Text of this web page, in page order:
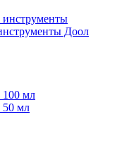
Доол
100 мл
50 мл